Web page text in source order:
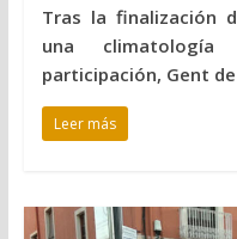
Tras la finalización
una
participación, Gent
Leer más